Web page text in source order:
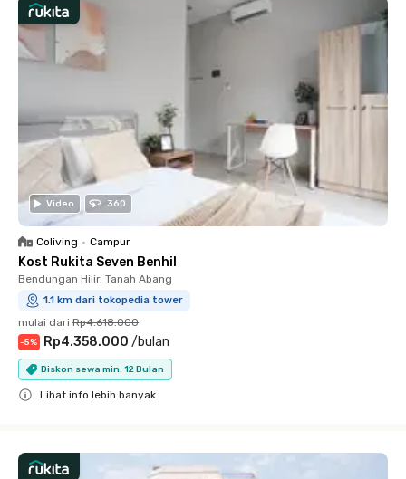
Video 360
Coliving • Campur
Kost Rukita Seven Benhil
Bendungan Hilir, Tanah Abang
1.1 km dari tokopedia tower
mulai dari Rp4.618.000
-5% Rp4.358.000 /bulan
Diskon sewa min. 12 Bulan
Lihat info lebih banyak